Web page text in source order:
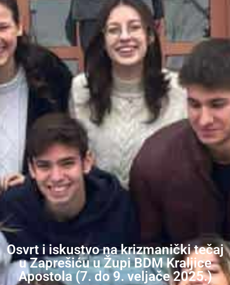
Osvrt i iskustvo na krizmanički tečaj
u Zaprešiću u Župi BDM Kraljice
Apostola (7. do 9. veljače 2025.)